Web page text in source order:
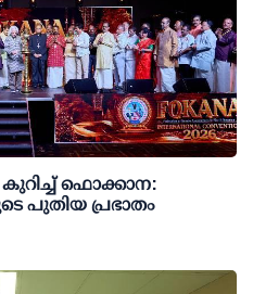
കുറിച്ച് ഫൊക്കാന:
പുതിയ പ്രഭാതം